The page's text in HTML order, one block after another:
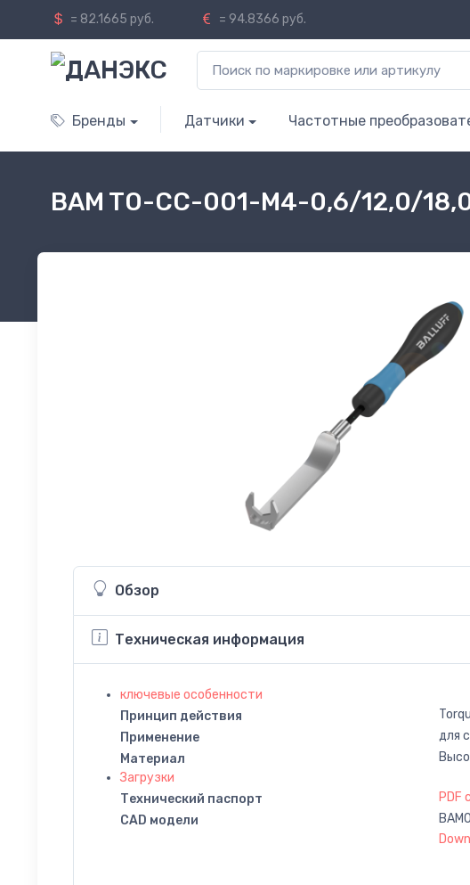
= 82.1665 руб. = 94.8366 руб.
Бренды Датчики Частотные
BAM TO-CC-001-M4-0,6/12,0/
Обзор
Техническая информация
ключевые особенности
Принцип действия
Применение
для
Материал
Загрузки
Технический паспорт
PDF
CAD модели